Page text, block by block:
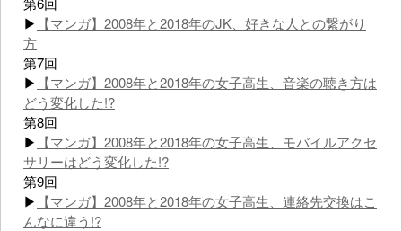
▶ 【マンガ】2008年と2018年のJK、好きな人との繋がり
方
第7回
▶ 【マンガ】2008年と2018年の女子高生、音楽の聴き方は
どう変化した!?
第8回
▶ 【マンガ】2008年と2018年の女子高生、モバイルアクセ
サリーはどう変化した!?
第9回
▶ 【マンガ】2008年と2018年の女子高生、連絡先交換はこ
んなに違う!?